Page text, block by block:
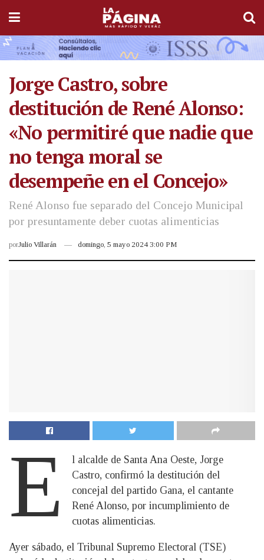
Jorge Castro, sobre
destitución de René Alonso:
«No permitiré que nadie que
no tenga moral se
desempeñe en el Concejo»
René Alonso fue separado del Concejo Municipal
por presuntamente deber cuotas alimenticias
porJulio Villarán domingo, 5 mayo 2024 3:00 PM
E
l alcalde de Santa Ana Oeste, Jorge
Castro, confirmó la destitución del
concejal del partido Gana, el cantante
René Alonso, por incumplimiento de
cuotas alimenticias.
Ayer sábado, el Tribunal Supremo Electoral (TSE)